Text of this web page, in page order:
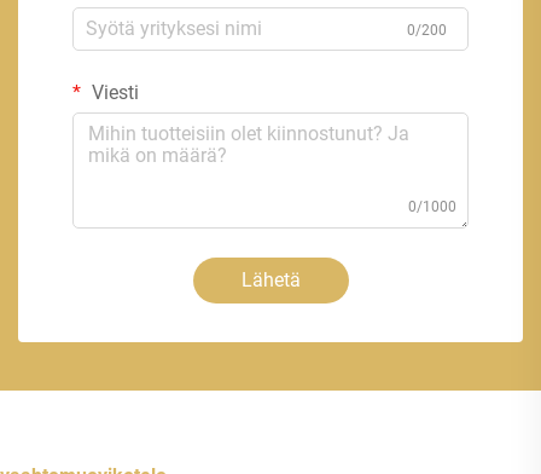
0/200
Viesti
0/1000
Lähetä